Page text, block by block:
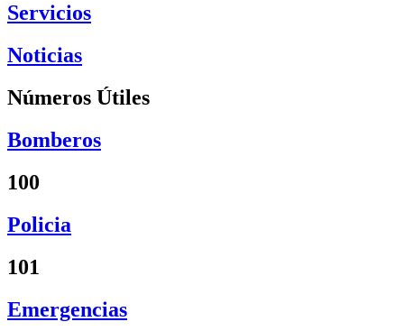
Servicios
Noticias
Números Útiles
Bomberos
100
Policia
101
Emergencias